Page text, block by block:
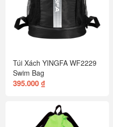
Túi Xách YINGFA WF2229
Swim Bag
395.000 ₫